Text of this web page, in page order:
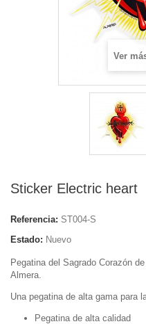
Ver
Sticker Electric heart
Referencia: ST004-S
Estado: Nuevo
Pegatina del Sagrado Corazón
Almera.
Una pegatina de alta gama para
Pegatina de alta calidad